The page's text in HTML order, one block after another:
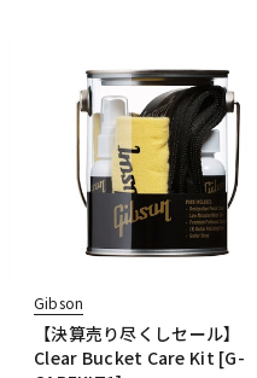
Gibson
【決算売り尽くしセール】
Clear Bucket Care Kit [G-